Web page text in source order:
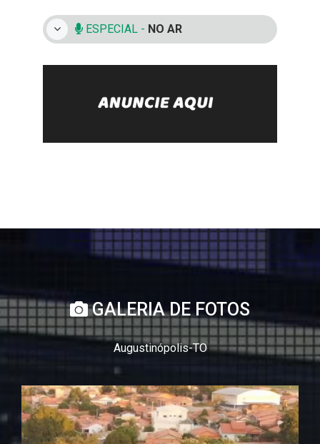
ESPECIAL - NO AR
GALERIA DE FOTOS
Augustinópolis-TO